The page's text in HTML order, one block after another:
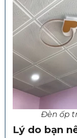
Đèn ốp
Lý do bạn